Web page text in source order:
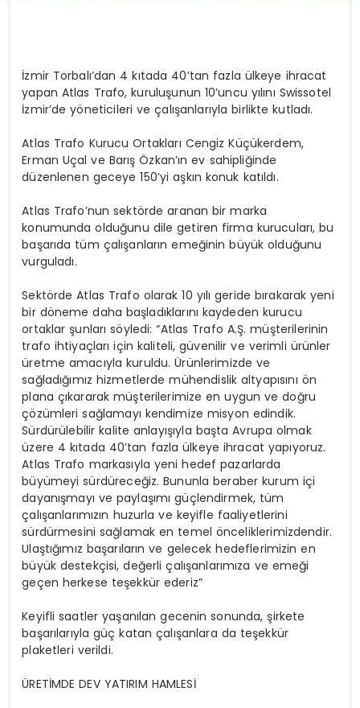
İzmir Torbalı’dan 4 kıtada 40’tan fazla ülkeye ihracat
yapan Atlas Trafo, kuruluşunun 10’uncu yılını Swissotel
İzmir’de yöneticileri ve çalışanlarıyla birlikte kutladı.
Atlas Trafo Kurucu Ortakları Cengiz Küçükerdem,
Erman Uçal ve Barış Özkan’ın ev sahipliğinde
düzenlenen geceye 150’yi aşkın konuk katıldı.
Atlas Trafo’nun sektörde aranan bir marka
konumunda olduğunu dile getiren firma kurucuları, bu
başarıda tüm çalışanların emeğinin büyük olduğunu
vurguladı.
Sektörde Atlas Trafo olarak 10 yılı geride bırakarak yeni
bir döneme daha başladıklarını kaydeden kurucu
ortaklar şunları söyledi: “Atlas Trafo A.Ş. müşterilerinin
trafo ihtiyaçları için kaliteli, güvenilir ve verimli ürünler
üretme amacıyla kuruldu. Ürünlerimizde ve
sağladığımız hizmetlerde mühendislik altyapısını ön
plana çıkararak müşterilerimize en uygun ve doğru
çözümleri sağlamayı kendimize misyon edindik.
Sürdürülebilir kalite anlayışıyla başta Avrupa olmak
üzere 4 kıtada 40’tan fazla ülkeye ihracat yapıyoruz.
Atlas Trafo markasıyla yeni hedef pazarlarda
büyümeyi sürdüreceğiz. Bununla beraber kurum içi
dayanışmayı ve paylaşımı güçlendirmek, tüm
çalışanlarımızın huzurla ve keyifle faaliyetlerini
sürdürmesini sağlamak en temel önceliklerimizdendir.
Ulaştığımız başarıların ve gelecek hedeflerimizin en
büyük destekçisi, değerli çalışanlarımıza ve emeği
geçen herkese teşekkür ederiz”
Keyifli saatler yaşanılan gecenin sonunda, şirkete
başarılarıyla güç katan çalışanlara da teşekkür
plaketleri verildi.
ÜRETİMDE DEV YATIRIM HAMLESİ